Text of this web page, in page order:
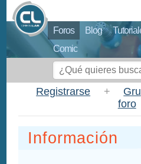
Foros Blog
Comic
Registrarse +
foro
Información